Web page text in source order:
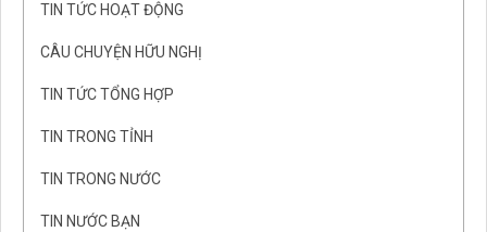
TIN TỨC HOẠT ĐỘNG
CÂU CHUYỆN HỮU NGHỊ
TIN TỨC TỔNG HỢP
TIN TRONG TỈNH
TIN TRONG NƯỚC
TIN NƯỚC BẠN